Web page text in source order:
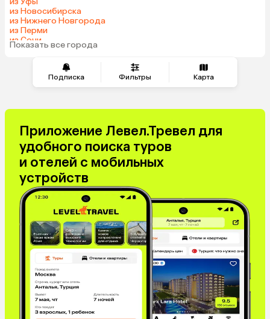
Подписка Фильтры Карта
из Новосибирска
из Нижнего Новгорода
из Перми
из Сочи
из Челябинска
Показать все города
Приложение Левел.Тревел для
удобного поиска туров
и отелей с мобильных
устройств